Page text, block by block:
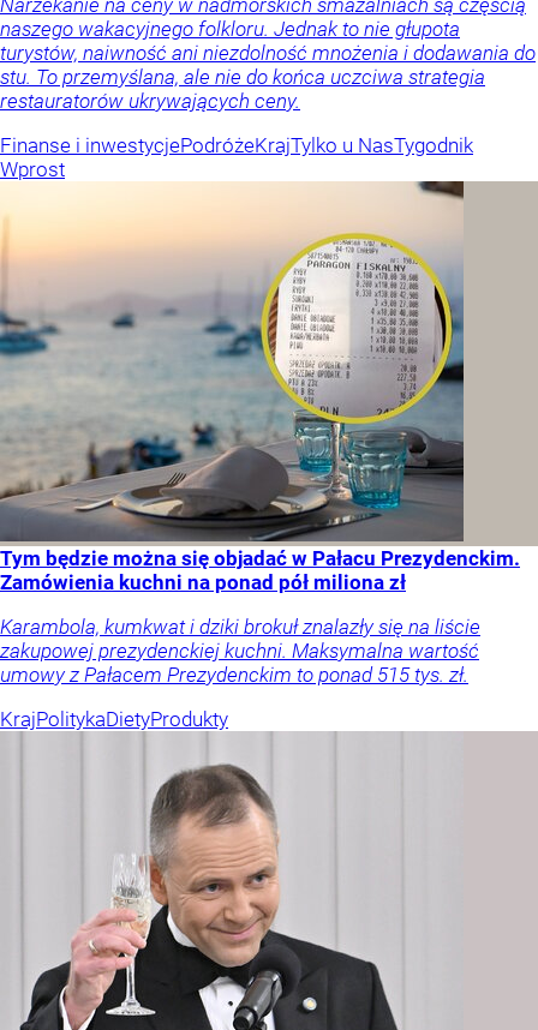
Narzekanie na ceny w nadmorskich smażalniach są częścią
naszego wakacyjnego folkloru. Jednak to nie głupota
turystów, naiwność ani niezdolność mnożenia i dodawania do
stu. To przemyślana, ale nie do końca uczciwa strategia
restauratorów ukrywających ceny.
Finanse i inwestycjePodróżeKrajTylko u NasTygodnik
Wprost
Tym będzie można się objadać w Pałacu Prezydenckim.
Zamówienia kuchni na ponad pół miliona zł
Karambola, kumkwat i dziki brokuł znalazły się na liście
zakupowej prezydenckiej kuchni. Maksymalna wartość
umowy z Pałacem Prezydenckim to ponad 515 tys. zł.
KrajPolitykaDietyProdukty